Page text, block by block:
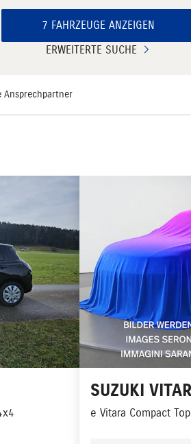
7 FAHRZEUGE ANZEIGEN
ERWEITERTE SUCHE
Ansprechpartner
SUZUKI
e Vitara Compact